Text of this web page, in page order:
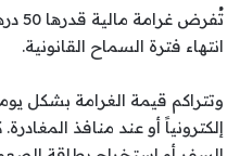
انتهاء فترة السماح القانونية.
وتتراكم قيمة الغرامة بشكل
إلكترونياً أو عند منافذ